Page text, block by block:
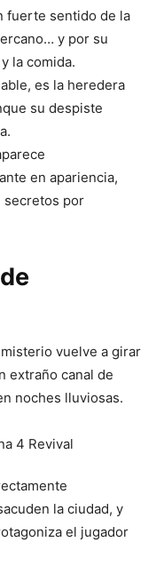
fuerte sentido de la
y por su
la comida.
es la heredera
su despiste
en apariencia,
secretos por
vuelve a girar
extraño canal de
noches lluviosas.
la ciudad, y
el jugador